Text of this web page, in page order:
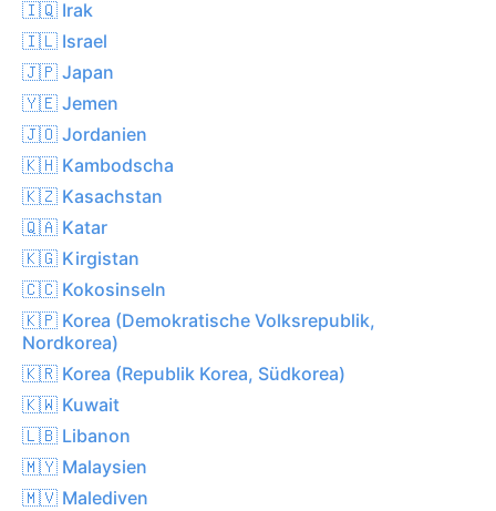
🇮🇶 Irak
🇮🇱 Israel
🇯🇵 Japan
🇾🇪 Jemen
🇯🇴 Jordanien
🇰🇭 Kambodscha
🇰🇿 Kasachstan
🇶🇦 Katar
🇰🇬 Kirgistan
🇨🇨 Kokosinseln
🇰🇵 Korea (Demokratische Volksrepublik,
Nordkorea)
🇰🇷 Korea (Republik Korea, Südkorea)
🇰🇼 Kuwait
🇱🇧 Libanon
🇲🇾 Malaysien
🇲🇻 Malediven